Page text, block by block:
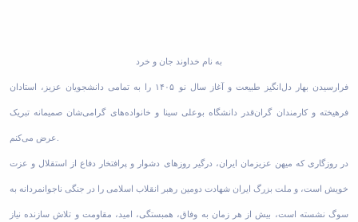
به نام خداوند جان و خرد
فرارسیدن بهار دل‌انگیز طبیعت و آغاز سال نو ۱۴۰۵ را به تمامی دانشجویان عزیز، استادان
فرهیخته و کارمندان گران‌قدر دانشگاه بوعلی سینا و خانواده‌های گرامی‌شان صمیمانه تبریک
عرض می‌کنم.
در روزگاری که میهن عزیزمان ایران، درگیر روزهای دشوار و پرافتخار دفاع از استقلال و عزت
خویش است، و ملت بزرگ ایران شهادت دومین رهبر انقلاب اسلامی را در جنگی ناجوانمردانه به
سوگ نشسته است، بیش از هر زمان به وفاق، همبستگی، امید، مقاومت و تلاش سازنده نیاز